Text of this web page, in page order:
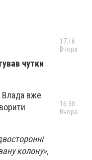
чутки
Влада вже
колону»,
17:16
Вчора
16:30
Вчора